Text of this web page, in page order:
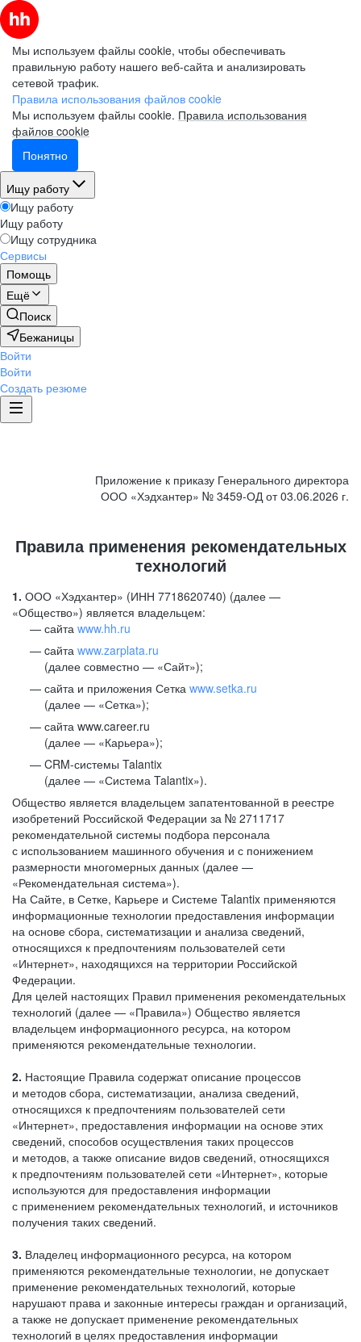
Мы используем файлы cookie, чтобы обеспечивать
правильную работу нашего веб-сайта и анализировать
сетевой трафик.
Правила использования файлов cookie
Мы используем файлы cookie. Правила использования
файлов cookie
Понятно
Ищу работу
Ищу работу
Ищу работу
Ищу сотрудника
Сервисы
Помощь
Ещё
Поиск
Бежаницы
Войти
Войти
Создать резюме
Приложение к приказу Генерального директора
ООО «Хэдхантер» № 3459-ОД от 03.06.2026 г.
Правила применения рекомендательных
технологий
1. ООО «Хэдхантер» (ИНН 7718620740) (далее —
«Общество») является владельцем:
сайта www.hh.ru
cайта www.zarplata.ru
(далее совместно — «Сайт»);
сайта и приложения Сетка www.setka.ru
(далее — «Сетка»);
сайта www.career.ru
(далее — «Карьера»);
CRM-системы Talantix
(далее — «Система Talantix»).
Общество является владельцем запатентованной в реестре
изобретений Российской Федерации за № 2711717
рекомендательной системы подбора персонала
с использованием машинного обучения и с понижением
размерности многомерных данных (далее —
«Рекомендательная система»).
На Сайте, в Сетке, Карьере и Системе Talantix применяются
информационные технологии предоставления информации
на основе сбора, систематизации и анализа сведений,
относящихся к предпочтениям пользователей сети
«Интернет», находящихся на территории Российской
Федерации.
Для целей настоящих Правил применения рекомендательных
технологий (далее — «Правила») Общество является
владельцем информационного ресурса, на котором
применяются рекомендательные технологии.
2. Настоящие Правила содержат описание процессов
и методов сбора, систематизации, анализа сведений,
относящихся к предпочтениям пользователей сети
«Интернет», предоставления информации на основе этих
сведений, способов осуществления таких процессов
и методов, а также описание видов сведений, относящихся
к предпочтениям пользователей сети «Интернет», которые
используются для предоставления информации
с применением рекомендательных технологий, и источников
получения таких сведений.
3. Владелец информационного ресурса, на котором
применяются рекомендательные технологии, не допускает
применение рекомендательных технологий, которые
нарушают права и законные интересы граждан и организаций,
а также не допускает применение рекомендательных
технологий в целях предоставления информации